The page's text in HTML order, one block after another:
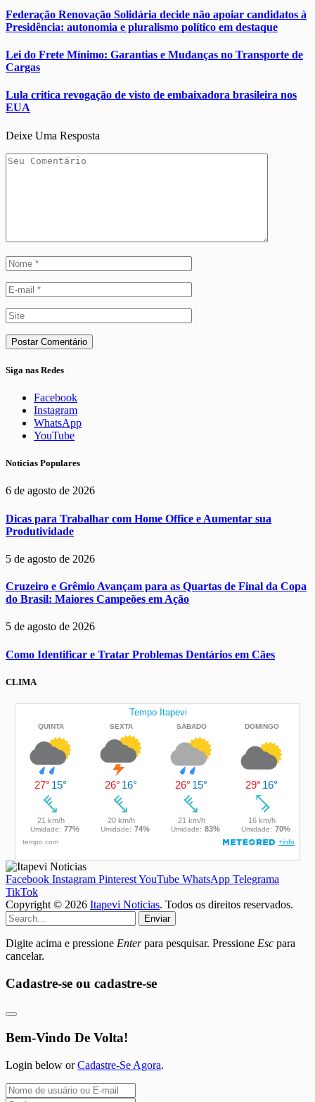
Federação Renovação Solidária decide não apoiar candidatos à
Presidência: autonomia e pluralismo político em destaque
Lei do Frete Mínimo: Garantias e Mudanças no Transporte de
Cargas
Lula critica revogação de visto de embaixadora brasileira nos
EUA
Deixe Uma Resposta
Siga nas Redes
Facebook
Instagram
WhatsApp
YouTube
Noticias Populares
6 de agosto de 2026
Dicas para Trabalhar com Home Office e Aumentar sua
Produtividade
5 de agosto de 2026
Cruzeiro e Grêmio Avançam para as Quartas de Final da Copa
do Brasil: Maiores Campeões em Ação
5 de agosto de 2026
Como Identificar e Tratar Problemas Dentários em Cães
CLIMA
Facebook Instagram PinterestYouTube WhatsApp Telegrama
TikTok
Copyright © 2026 Itapevi Noticias. Todos os direitos reservados.
Enviar
Digite acima e pressione Enterpara pesquisar. Pressione Esc para
cancelar.
Cadastre-se ou cadastre-se
Bem-Vindo De Volta!
Login below orCadastre-Se Agora.